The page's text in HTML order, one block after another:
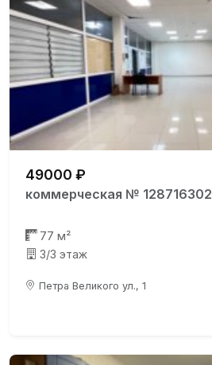
49000 ₽
коммерческая № 128716302
77 м²
3/3 этаж
Петра Великого ул., 1